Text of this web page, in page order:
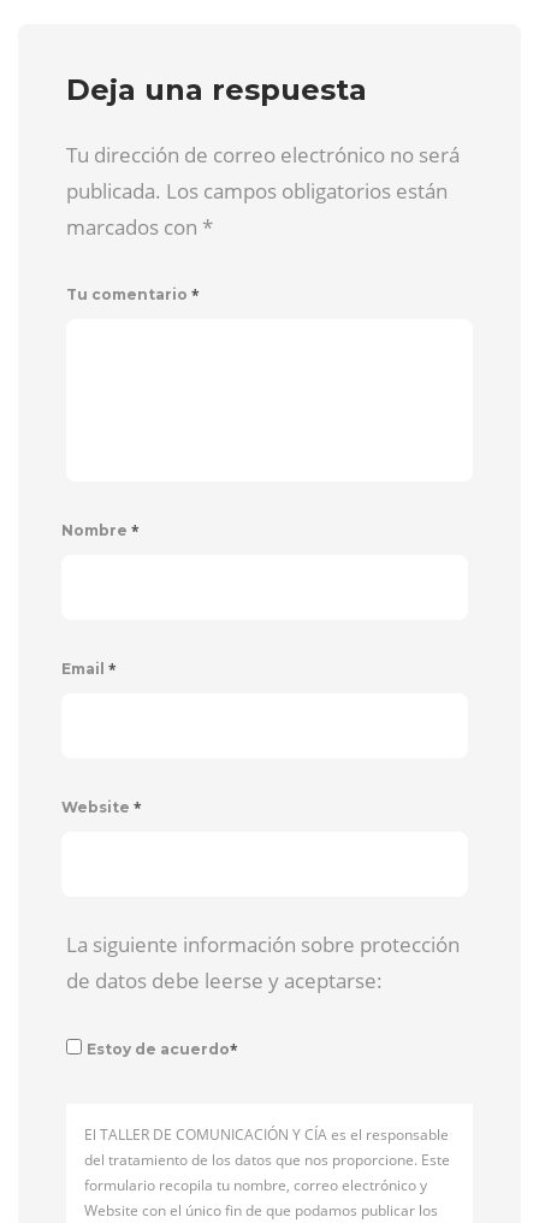
Deja una respuesta
Tu dirección de correo electrónico no será
publicada. Los campos obligatorios están
marcados con *
Tu comentario *
Nombre *
Email *
Website *
La siguiente información sobre protección
de datos debe leerse y aceptarse:
Estoy de acuerdo*
El TALLER DE COMUNICACIÓN Y CÍA es el responsable
del tratamiento de los datos que nos proporcione. Este
formulario recopila tu nombre, correo electrónico y
Website con el único fin de que podamos publicar los